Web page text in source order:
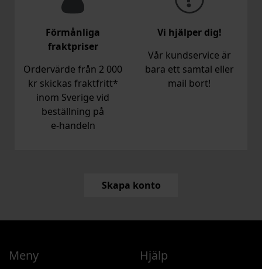
Förmånliga
fraktpriser
Ordervärde från 2 000
kr skickas fraktfritt*
inom Sverige vid
beställning på
e‑handeln
Vi hjälper dig!
Vår kundservice är
bara ett samtal eller
mail bort!
Skapa konto
Meny Hjälp